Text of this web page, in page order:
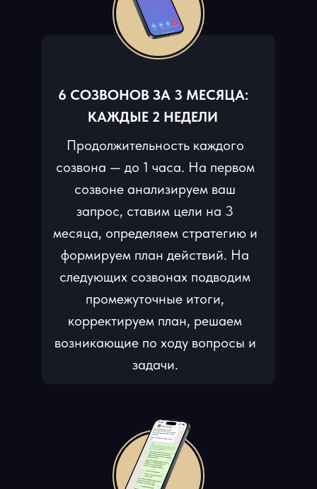
6 СОЗВОНОВ ЗА 3 МЕСЯЦА:
КАЖДЫЕ 2 НЕДЕЛИ
Продолжительность каждого
созвона — до 1 часа. На первом
созвоне анализируем ваш
запрос, ставим цели на 3
месяца, определяем стратегию и
формируем план действий. На
следующих созвонах подводим
промежуточные итоги,
корректируем план, решаем
возникающие по ходу вопросы и
задачи.